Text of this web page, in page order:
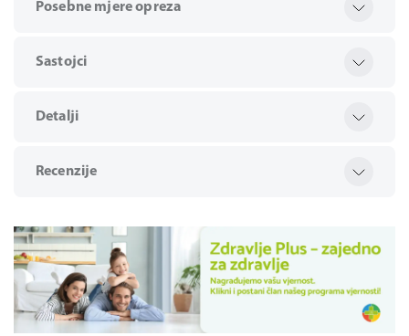
Posebne mjere opreza
Sastojci
Detalji
Recenzije